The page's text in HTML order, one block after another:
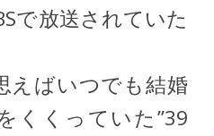
で放送されていた
えばいつでも結婚
くくっていた”39